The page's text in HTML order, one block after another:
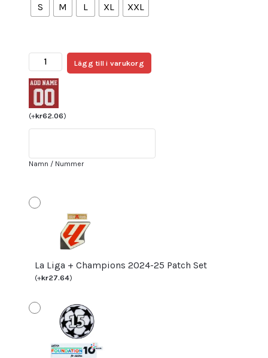
S M L XL XXL
Billiga
Fotbollströjor
Barcelona
2023
Hemmatröja
Herr
med
20
Lägg till i varukorg
(+kr62.06)
Namn / Nummer
La Liga + Champions 2024-25 Patch Set
(+kr27.64)